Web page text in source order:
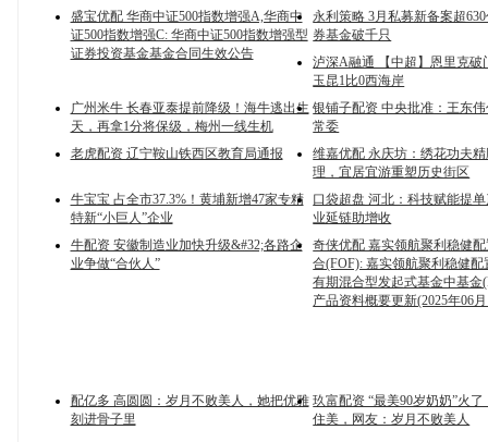
盛宝优配 华商中证500指数增强A,华商中
证500指数增强C: 华商中证500指数增强型
证券投资基金基金合同生效公告
永利策略 3月私募新备案超
券基金破千只
泸深A融通 【中超】恩里克破
玉昆1比0西海岸
广州米牛 长春亚泰提前降级！海牛逃出生
天，再拿1分将保级，梅州一线生机
银铺子配资 中央批准：王东
常委
老虎配资 辽宁鞍山铁西区教育局通报
维嘉优配 永庆坊：绣花功夫
理，宜居宜游重塑历史街区
牛宝宝 占全市37.3%！黄埔新增47家专精
特新“小巨人”企业
口袋超盘 河北：科技赋能提
业延链助增收
牛配资 安徽制造业加快升级&#32;各路企
业争做“合伙人”
奇侠优配 嘉实领航聚利稳健
合(FOF): 嘉实领航聚利稳健配
有期混合型发起式基金中基金
产品资料概要更新(2025年06
配亿多 高圆圆：岁月不败美人，她把优雅
刻进骨子里
玖富配资 “最美90岁奶奶”火
住美，网友：岁月不败美人